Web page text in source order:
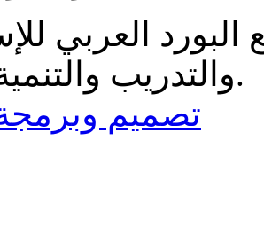
العربي
والتدريب والتنمية البشرية.
تصميم